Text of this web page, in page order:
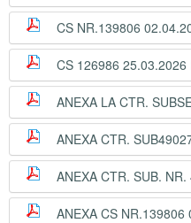
CS NR.139806
CS 126986 25.03.2026
ANEXA LA CTR.
ANEXA CTR.
ANEXA CTR. SUB.
ANEXA CS NR.139806